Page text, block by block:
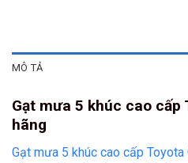
MÔ TẢ
Gạt mưa 5 khúc cao cấp
hãng
Gạt mưa 5 khúc cao cấp